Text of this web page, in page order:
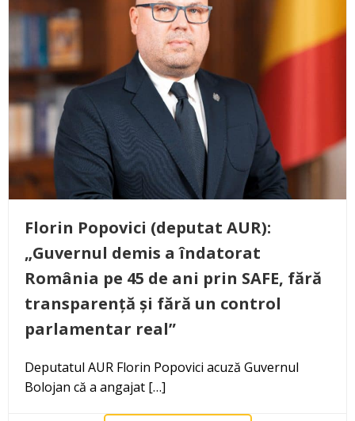
Florin Popovici (deputat AUR):
„Guvernul demis a îndatorat
România pe 45 de ani prin SAFE, fără
transparență și fără un control
parlamentar real”
Deputatul AUR Florin Popovici acuză Guvernul
Bolojan că a angajat […]